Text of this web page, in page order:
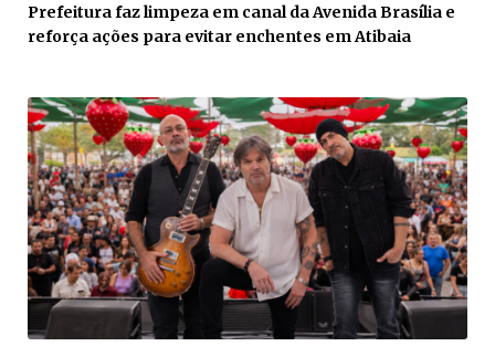
Prefeitura faz limpeza em canal da Avenida Brasília e
reforça ações para evitar enchentes em Atibaia